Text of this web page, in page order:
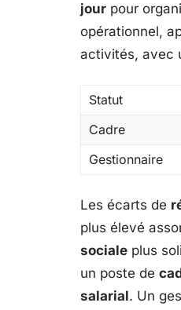
jour pour
opérationnel,
activités, avec
Statut
Cadre
Gestionnaire
Les écarts de
plus élevé
sociale plus
un poste de
salarial. Un